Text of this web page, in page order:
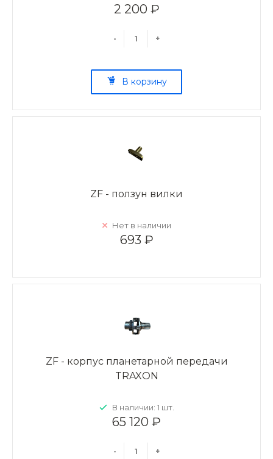
2 200 ₽
- +
В корзину
ZF - ползун вилки
Нет в наличии
693 ₽
ZF - корпус планетарной передачи
TRAXON
В наличии: 1 шт.
65 120 ₽
- +